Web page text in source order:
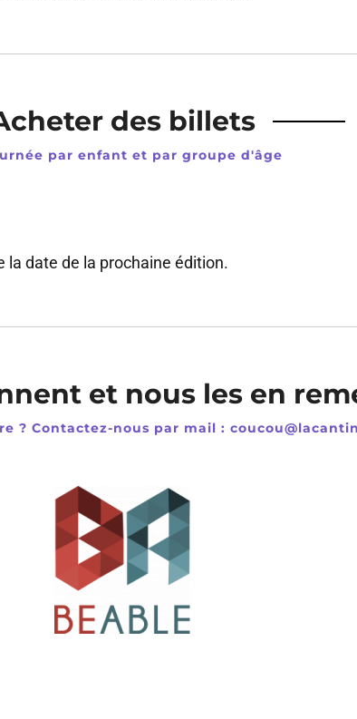
des billets
par enfant et par groupe d'âge
la date de la prochaine édition.
et nous les en
? Contactez-nous par mail :